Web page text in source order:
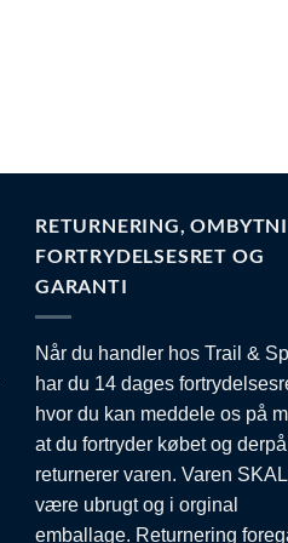
RETURNERING,
FORTRYDELSESRET OG
GARANTI
Når du handler hos Trail &
har du 14 dages
hvor du kan meddele os på
at du fortryder købet og derpå
returnerer varen. Varen SKAL
være ubrugt og i orginal
emballage. Returnering